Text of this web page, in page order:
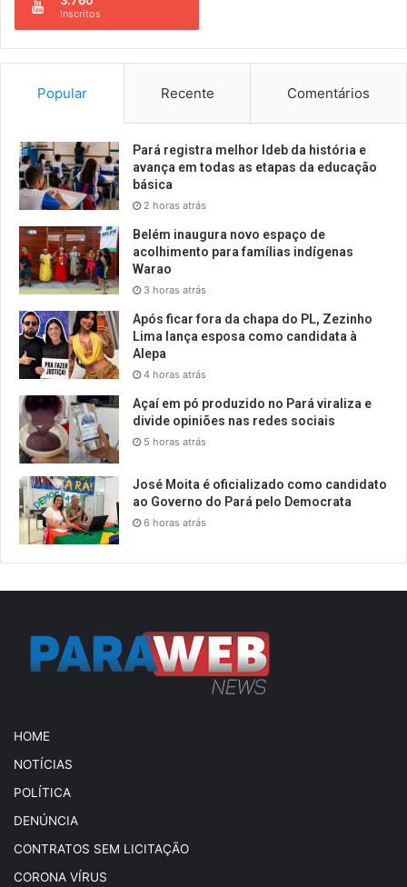
Inscritos
Popular Recente Comentários
Pará registra melhor Ideb da história e
avança em todas as etapas da educação
básica
2 horas atrás
Belém inaugura novo espaço de
acolhimento para famílias indígenas
Warao
3 horas atrás
Após ficar fora da chapa do PL, Zezinho
Lima lança esposa como candidata à
Alepa
4 horas atrás
Açaí em pó produzido no Pará viraliza e
divide opiniões nas redes sociais
5 horas atrás
José Moita é oficializado como candidato
ao Governo do Pará pelo Democrata
6 horas atrás
HOME
NOTÍCIAS
POLÍTICA
DENÚNCIA
CONTRATOS SEM LICITAÇÃO
CORONA VÍRUS